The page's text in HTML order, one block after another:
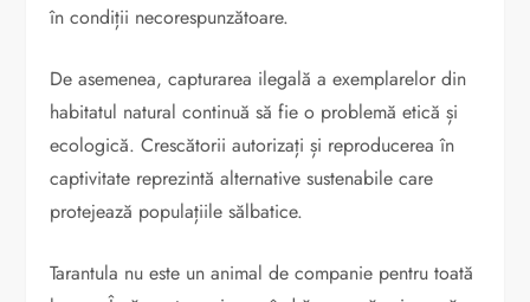
în condiții necorespunzătoare.
De asemenea, capturarea ilegală a exemplarelor din
habitatul natural continuă să fie o problemă etică și
ecologică. Crescătorii autorizați și reproducerea în
captivitate reprezintă alternative sustenabile care
protejează populațiile sălbatice.
Tarantula nu este un animal de companie pentru toată